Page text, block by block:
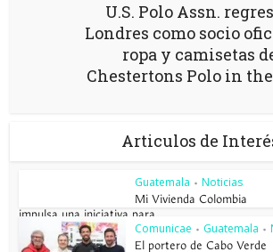
U.S. Polo Assn.
Londres como socio
ropa y camisetas
Chestertons Polo in
Articulos de
Guatemala • Noticias
Mi Vivienda Colombia
impulsa una iniciativa para...
Comunicae • Guatemala •
El portero de Cabo Verde